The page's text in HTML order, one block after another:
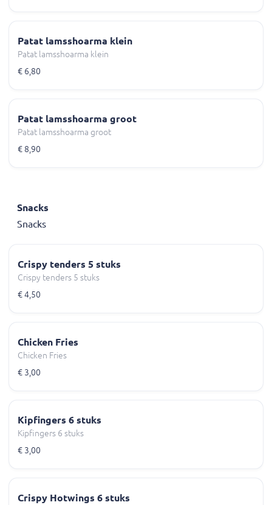
Patat lamsshoarma klein
Patat lamsshoarma klein
€ 6,80
Patat lamsshoarma groot
Patat lamsshoarma groot
€ 8,90
Snacks
Snacks
Crispy tenders 5 stuks
Crispy tenders 5 stuks
€ 4,50
Chicken Fries
Chicken Fries
€ 3,00
Kipfingers 6 stuks
Kipfingers 6 stuks
€ 3,00
Crispy Hotwings 6 stuks